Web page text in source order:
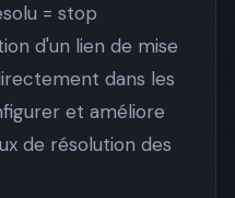
= stop
d'un lien de mise
dans les
et améliore
de résolution des